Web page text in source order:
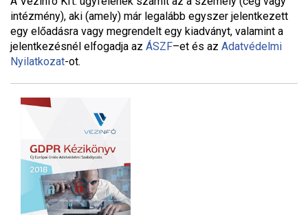
intézmény), aki (amely) már legalább egyszer jelentkezett
egy előadásra vagy megrendelt egy kiadványt, valamint a
jelentkezésnél elfogadja az ÁSZF–et és az Adatvédelmi
Nyilatkozat-ot.